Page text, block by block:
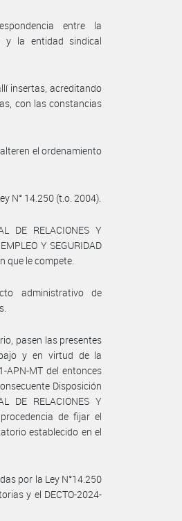
entre la
y la entidad sindical
insertas, acreditando
con las constancias
el ordenamiento
N° 14.250 (t.o. 2004).
DE RELACIONES Y
Y SEGURIDAD
que le compete.
administrativo de
pasen las presentes
y en virtud de la
APN-MT del entonces
Disposición
DE RELACIONES Y
de fijar el
establecido en el
por la Ley N°14.250
y el DECTO-2024-